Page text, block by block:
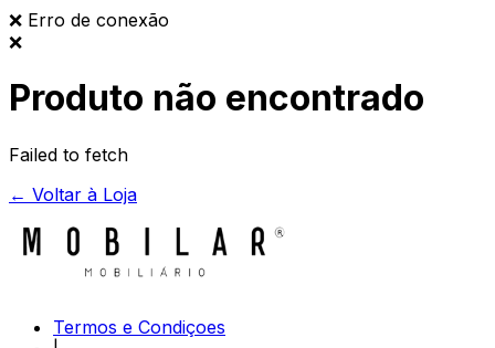
❌ Erro de conexão
❌
Produto não encontrado
Failed to fetch
← Voltar à Loja
Termos e Condiçoes